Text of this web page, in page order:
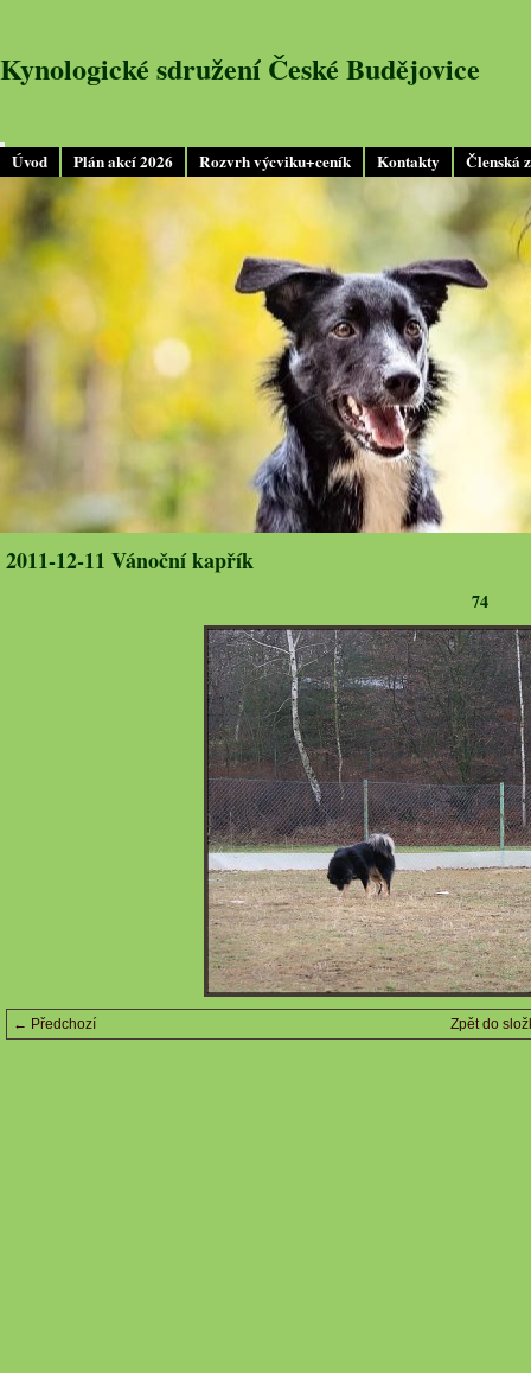
Úvod Plán akcí 2026 Rozvrh výcviku+ceník Kontakty Členská
Kynologické sdružení České Budějovice
2011-12-11 Vánoční kapřík
74
← Předchozí Zpět do